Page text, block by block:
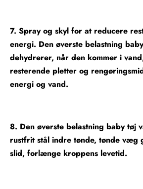
7. Spray og skyl for at reducere
energi. Den øverste belastning
dehydrerer, når den kommer i
resterende pletter og
energi og vand.
8. Den øverste belastning baby tøj
rustfrit stål indre tønde, tønde væg
slid, forlænge kroppens levetid.